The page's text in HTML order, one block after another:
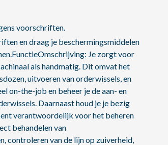
voorschriften.
en draag je beschermingsmiddelen
Je zorgt voor
als handmatig. Dit omvat het
uitvoeren van orderwissels, en
on-the-job en beheer je de aan- en
Daarnaast houd je je bezig
verantwoordelijk voor het beheren
behandelen van
controleren van de lijn op zuiverheid,